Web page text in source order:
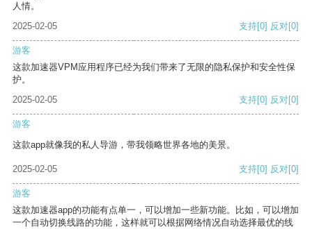
人情。
2025-02-05
支持[0] 反对[0]
游客
这款加速器VPM应用程序已经为我们带来了无限的隐私保护和安全性保
护。
2025-02-05
支持[0] 反对[0]
游客
这款app就像我的私人导游，带我领略世界各地的美景。
2025-02-05 支持[0] 反对[0]
游客
这款加速器app的功能有点单一，可以增加一些新功能。比如，可以增加
一个自动切换线路的功能，这样就可以根据网络情况自动选择最优的线